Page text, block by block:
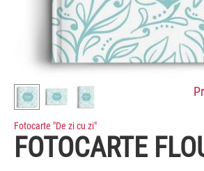
Fotocarte "De zi cu zi"
FOTOCARTE